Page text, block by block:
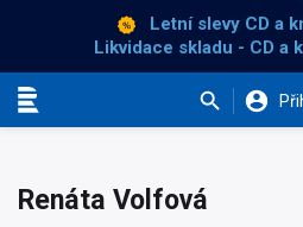
Letní slevy CD a
Likvidace skladu - CD a
Renáta Volfová